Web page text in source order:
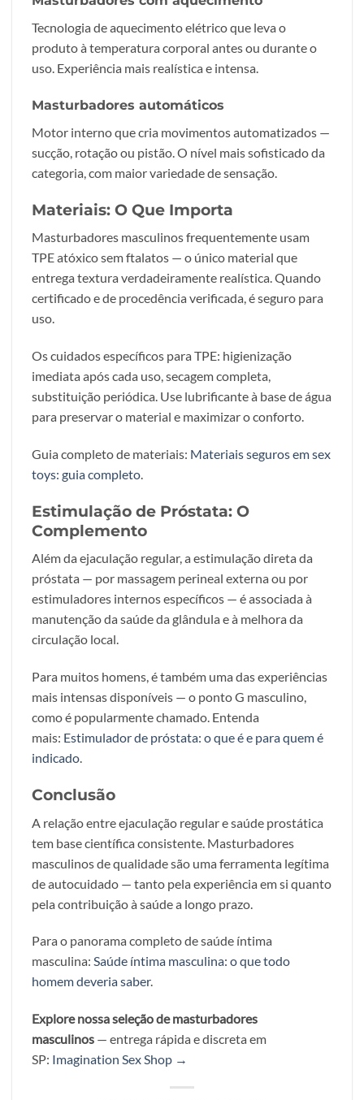
Tecnologia de aquecimento elétrico que leva o
produto à temperatura corporal antes ou durante o
uso. Experiência mais realística e intensa.
Masturbadores automáticos
Motor interno que cria movimentos automatizados —
sucção, rotação ou pistão. O nível mais sofisticado da
categoria, com maior variedade de sensação.
Materiais: O Que Importa
Masturbadores masculinos frequentemente usam
TPE atóxico sem ftalatos — o único material que
entrega textura verdadeiramente realística. Quando
certificado e de procedência verificada, é seguro para
uso.
Os cuidados específicos para TPE: higienização
imediata após cada uso, secagem completa,
substituição periódica. Use lubrificante à base de água
para preservar o material e maximizar o conforto.
Guia completo de materiais: Materiais seguros em sex
toys: guia completo.
Estimulação de Próstata: O
Complemento
Além da ejaculação regular, a estimulação direta da
próstata — por massagem perineal externa ou por
estimuladores internos específicos — é associada à
manutenção da saúde da glândula e à melhora da
circulação local.
Para muitos homens, é também uma das experiências
mais intensas disponíveis — o ponto G masculino,
como é popularmente chamado. Entenda
mais: Estimulador de próstata: o que é e para quem é
indicado.
Conclusão
A relação entre ejaculação regular e saúde prostática
tem base científica consistente. Masturbadores
masculinos de qualidade são uma ferramenta legítima
de autocuidado — tanto pela experiência em si quanto
pela contribuição à saúde a longo prazo.
Para o panorama completo de saúde íntima
masculina: Saúde íntima masculina: o que todo
homem deveria saber.
Explore nossa seleção de masturbadores
masculinos — entrega rápida e discreta em
SP: Imagination Sex Shop →